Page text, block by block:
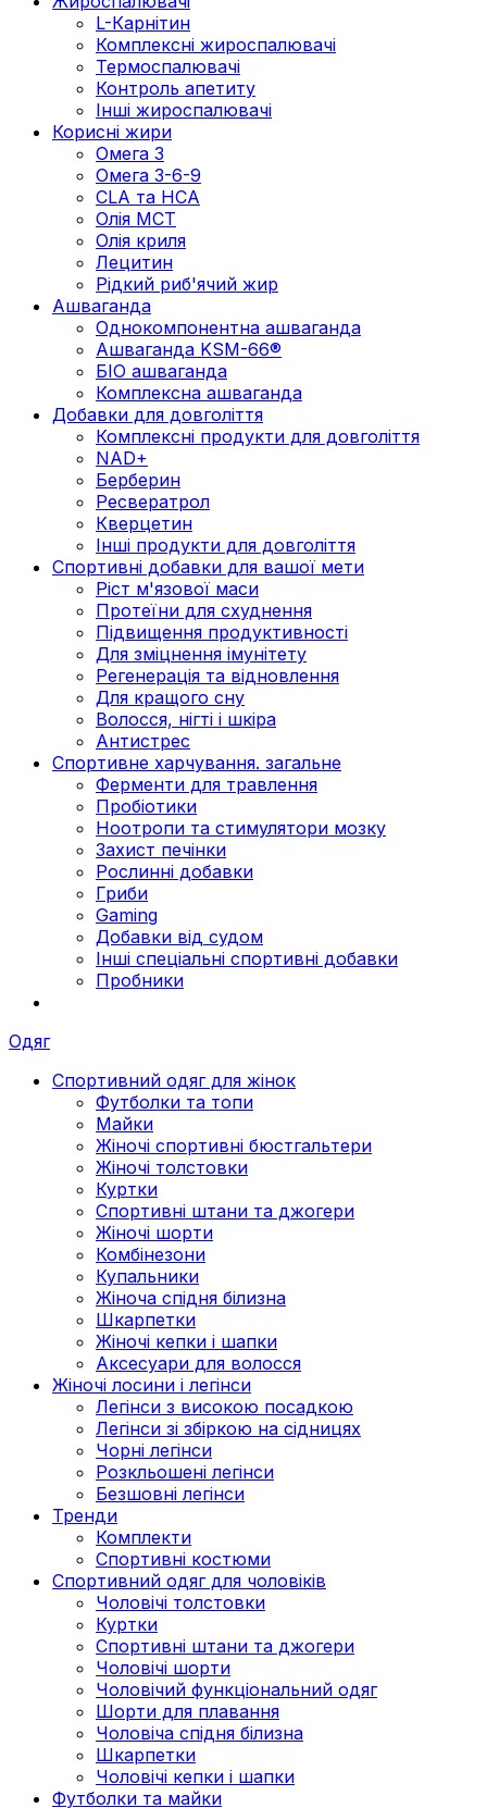
L-Карнітин
Комплексні жироспалювачі
Термоспалювачі
Контроль апетиту
Інші жироспалювачі
Корисні жири
Омега 3
Омега 3-6-9
CLA та HCA
Олія МСТ
Олія криля
Лецитин
Рідкий риб'ячий жир
Ашваганда
Однокомпонентна ашваганда
Ашваганда KSM-66®
БІО ашваганда
Комплексна ашваганда
Добавки для довголіття
Комплексні продукти для довголіття
NAD+
Берберин
Ресвератрол
Кверцетин
Інші продукти для довголіття
Спортивні добавки для вашої мети
Ріст м'язової маси
Протеїни для схуднення
Підвищення продуктивності
Для зміцнення імунітету
Регенерація та відновлення
Для кращого сну
Волосся, нігті і шкіра
Антистрес
Спортивне харчування. загальне
Ферменти для травлення
Пробіотики
Ноотропи та стимулятори мозку
Захист печінки
Рослинні добавки
Гриби
Gaming
Добавки від судом
Інші спеціальні спортивні добавки
Пробники
Одяг
Спортивний одяг для жінок
Футболки та топи
Майки
Жіночі спортивні бюстгальтери
Жіночі толстовки
Куртки
Спортивні штани та джогери
Жіночі шорти
Комбінезони
Купальники
Жіноча спідня білизна
Шкарпетки
Жіночі кепки і шапки
Аксесуари для волосся
Жіночі лосини і легінси
Легінси з високою посадкою
Легінси зі збіркою на сідницях
Чорні легінси
Розкльошені легінси
Безшовні легінси
Тренди
Комплекти
Спортивні костюми
Спортивний одяг для чоловіків
Чоловічі толстовки
Куртки
Спортивні штани та джогери
Чоловічі шорти
Чоловічий функціональний одяг
Шорти для плавання
Чоловіча спідня білизна
Шкарпетки
Чоловічі кепки і шапки
Футболки та майки